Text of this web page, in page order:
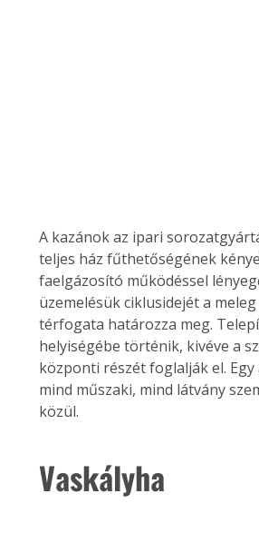
Ezermester, az Ezermester
Extra és az Ezermester Old
Timer lapszámai,
visszamenőleg is! A Laptapir új,
innovatív, praktikus és egyedi
megoldás a nyomtatott
magazinok digitális olvasására
számítógépen, okostelefonon
vagy táblagépen. Kényelmesen
az otthonában, útközben vagy
elérhetők lapszámaink. Bárhol,
bármikor, akár külföldön élve
vagy dolgozva is olvashatók az
könyvek
áron, 0 Ft
A kazánok az ipari
teljes ház fűthetőségének
faelgázosító működéssel
üzemelésük ciklusidejét a
térfogata határozza meg.
helyiségébe történik, kivéve a
központi részét foglalják el.
mind műszaki, mind látvány
közül.
Vaskályha